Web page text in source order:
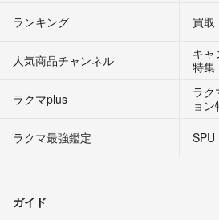
ランキング 買取
人気商品チャンネル
キャ
特集
ラクマplus
ラク
ョ
ラクマ最強鑑定
SPU
ガイド